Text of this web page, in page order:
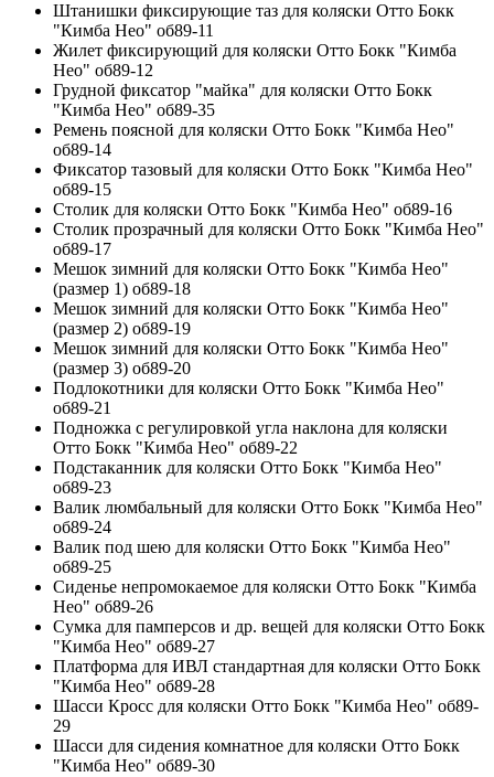
Штанишки фиксирующие таз для коляски Отто Бокк
"Кимба Нео" об89-11
Жилет фиксирующий для коляски Отто Бокк "Кимба
Нео" об89-12
Грудной фиксатор "майка" для коляски Отто Бокк
"Кимба Нео" об89-35
Ремень поясной для коляски Отто Бокк "Кимба Нео"
об89-14
Фиксатор тазовый для коляски Отто Бокк "Кимба Нео"
об89-15
Столик для коляски Отто Бокк "Кимба Нео" об89-16
Столик прозрачный для коляски Отто Бокк "Кимба Нео"
об89-17
Мешок зимний для коляски Отто Бокк "Кимба Нео"
(размер 1) об89-18
Мешок зимний для коляски Отто Бокк "Кимба Нео"
(размер 2) об89-19
Мешок зимний для коляски Отто Бокк "Кимба Нео"
(размер 3) об89-20
Подлокотники для коляски Отто Бокк "Кимба Нео"
об89-21
Подножка с регулировкой угла наклона для коляски
Отто Бокк "Кимба Нео" об89-22
Подстаканник для коляски Отто Бокк "Кимба Нео"
об89-23
Валик люмбальный для коляски Отто Бокк "Кимба Нео"
об89-24
Валик под шею для коляски Отто Бокк "Кимба Нео"
об89-25
Сиденье непромокаемое для коляски Отто Бокк "Кимба
Нео" об89-26
Сумка для памперсов и др. вещей для коляски Отто Бокк
"Кимба Нео" об89-27
Платформа для ИВЛ стандартная для коляски Отто Бокк
"Кимба Нео" об89-28
Шасси Кросс для коляски Отто Бокк "Кимба Нео" об89-
29
Шасси для сидения комнатное для коляски Отто Бокк
"Кимба Нео" об89-30